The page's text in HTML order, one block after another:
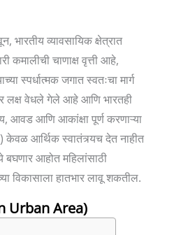
व्यावसायिक क्षेत्रात
कमालीची चाणाक्ष वृत्ती आहे,
स्पर्धात्मक जगात स्वतःचा मार्ग
लक्ष वेधले गेले आहे आणि भारतही
आवड आणि आकांक्षा पूर्ण करणाऱ्या
आर्थिक स्वातंत्र्यच देत नाहीत
आहोत महिलांसाठी
विकासाला हातभार लावू शकतील.
Urban Area)